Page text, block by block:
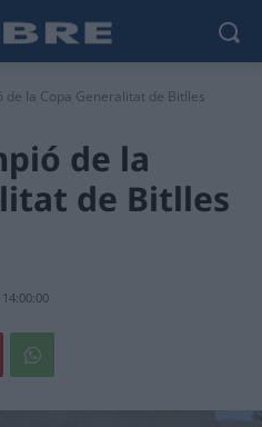
de la Copa Generalitat de Bitlles
de la
de Bitlles